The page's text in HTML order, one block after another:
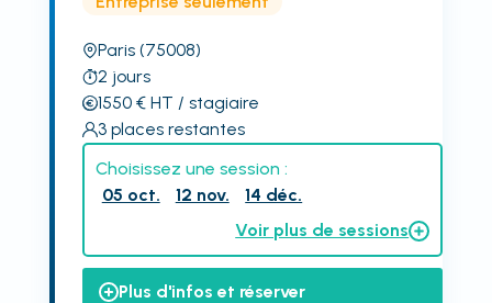
Paris (75008)
2 jours
1550€ HT / stagiaire
3 places restantes
Choisissez une session :
05 oct.
12 nov.
14 déc.
Voir plus de sessions
Plus d'infos et réserver